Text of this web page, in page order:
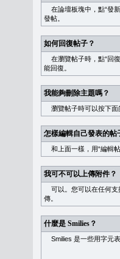
在論壇板塊中，點“發
發帖。
如何回復帖子？
在瀏覽帖子時，點“回
能回復。
我能夠刪除主題嗎？
瀏覽帖子時可以按下面
怎樣編輯自己發表的帖
和上面一樣，用“編輯
我可不可以上傳附件？
可以。您可以在任何支
傳。
什麼是 Smilies？
Smilies 是一些用字元